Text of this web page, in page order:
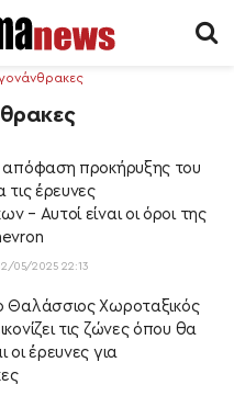
απόφαση προκήρυξης του
τις έρευνες
– Αυτοί είναι οι όροι της
05/2025 22:13
Θαλάσσιος Χωροταξικός
τις ζώνες όπου θα
οι έρευνες για